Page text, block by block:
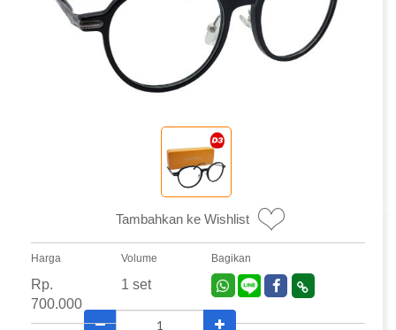
Tambahkan ke Wishlist
Harga
Rp.
700.000
Volume
1 set
Bagikan